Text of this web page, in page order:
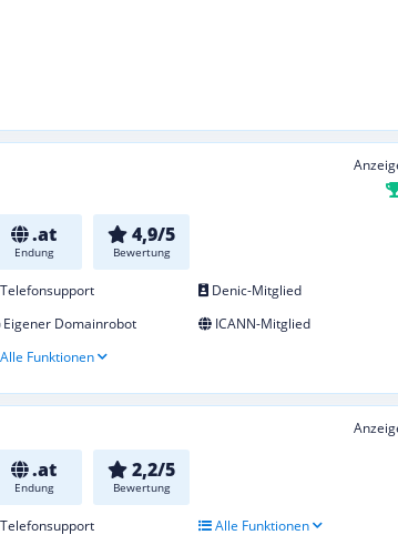
.at
Endung
4,9/5
Bewertung
Telefonsupport
Denic-Mitglied
Eigener Domainrobot
ICANN-Mitglied
Alle Funktionen
.at
Endung
2,2/5
Bewertung
Telefonsupport Alle Funktionen